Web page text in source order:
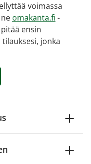
voimassa
omakanta.fi -
ensin
jonka